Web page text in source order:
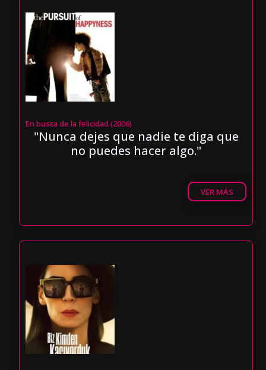
En busca de la felicidad (2006)
"Nunca dejes que nadie te diga que
no puedes hacer algo."
VER MÁS